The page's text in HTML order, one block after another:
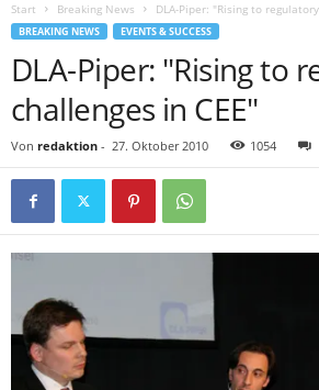
Start Breaking News DLA-Piper: "Rising to
BREAKING NEWS EVENTS & SUCCESS
DLA-Piper: "Rising to
challenges in CEE"
Von redaktion - 27. Oktober 2010 1054